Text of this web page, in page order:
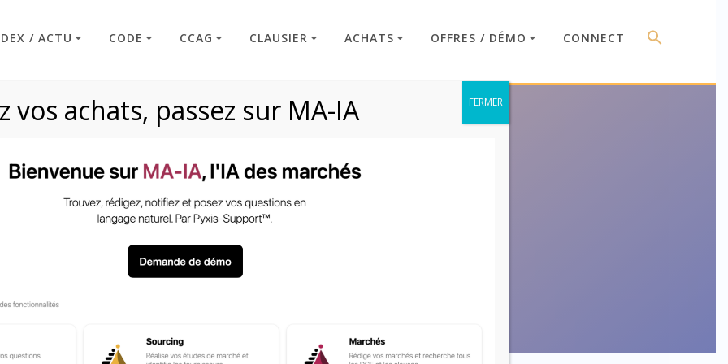
/ ACTU CODE CCAG CLAUSIER ACHATS OFFRES / DÉMO CONNECT
électroniques (L2125-1)
Code : Commande Publique
vos achats, passez sur MA-IA FERMER